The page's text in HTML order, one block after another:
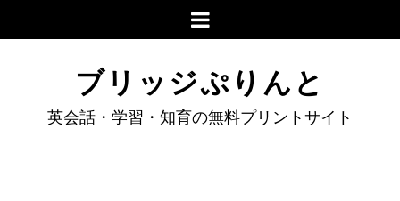
ブリッジぷりんと
英会話・学習・知育の無料プリントサイト